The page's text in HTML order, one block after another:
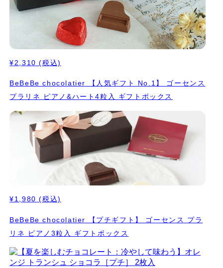
¥2,310 (税込)
BeBeBe chocolatier 【人気ギフト No.1】 ゴーセンス
プラリネ ピアノ&ハート4粒入 ギフトボックス
¥1,980 (税込)
BeBeBe chocolatier 【プチギフト】 ゴーセンス プラ
リネ ピアノ3粒入 ギフトボックス